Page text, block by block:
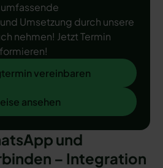
Umsetzung durch unsere
nehmen! Jetzt Termin
vereinbaren
ansehen
und
– Integration